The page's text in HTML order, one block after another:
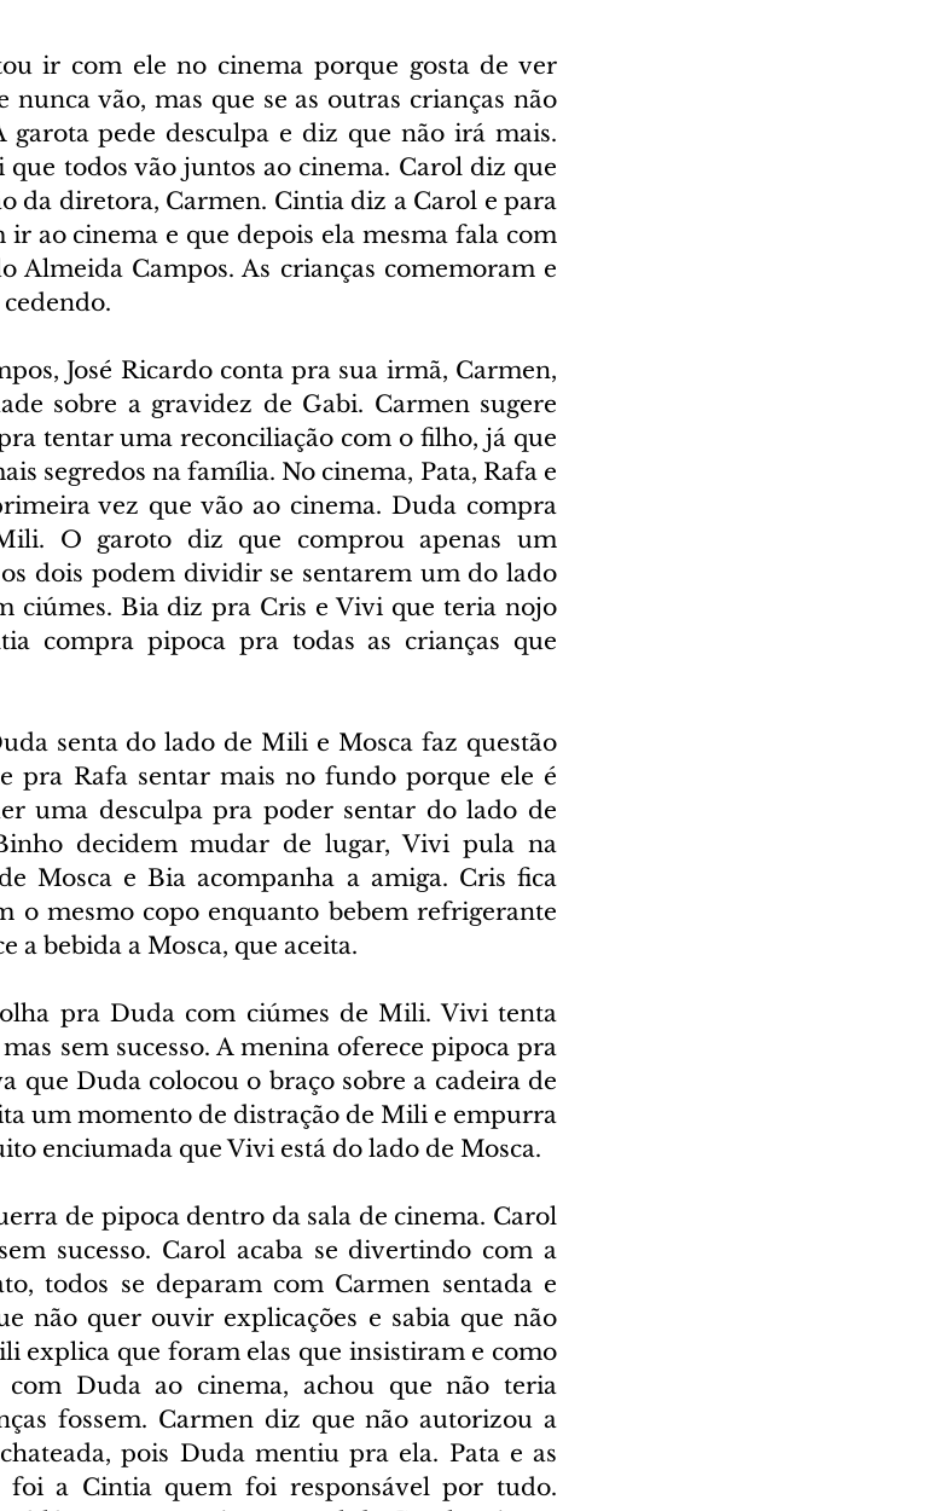
ir com ele no cinema porque gosta de ver
vão, mas que se as outras crianças não
garota pede desculpa e diz que não irá mais.
que todos vão juntos ao cinema. Carol diz que
da diretora, Carmen. Cintia diz a Carol e para
ir ao cinema e que depois ela mesma fala com
Almeida Campos. As crianças comemoram e
José Ricardo conta pra sua irmã, Carmen,
sobre a gravidez de Gabi. Carmen sugere
tentar uma reconciliação com o filho, já que
segredos na família. No cinema, Pata, Rafa e
vez que vão ao cinema. Duda compra
O garoto diz que comprou apenas um
dois podem dividir se sentarem um do lado
ciúmes. Bia diz pra Cris e Vivi que teria nojo
compra pipoca pra todas as crianças que
senta do lado de Mili e Mosca faz questão
pra Rafa sentar mais no fundo porque ele é
uma desculpa pra poder sentar do lado de
decidem mudar de lugar, Vivi pula na
Mosca e Bia acompanha a amiga. Cris fica
mesmo copo enquanto bebem refrigerante
a bebida a Mosca, que aceita.
pra Duda com ciúmes de Mili. Vivi tenta
sem sucesso. A menina oferece pipoca pra
que Duda colocou o braço sobre a cadeira de
um momento de distração de Mili e empurra
enciumada que Vivi está do lado de Mosca.
de pipoca dentro da sala de cinema. Carol
sucesso. Carol acaba se divertindo com a
todos se deparam com Carmen sentada e
não quer ouvir explicações e sabia que não
explica que foram elas que insistiram e como
Duda ao cinema, achou que não teria
fossem. Carmen diz que não autorizou a
pois Duda mentiu pra ela. Pata e as
foi a Cintia quem foi responsável por tudo.